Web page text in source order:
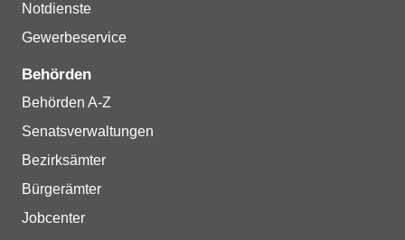
Notdienste
Gewerbeservice
Behörden
Behörden A-Z
Senatsverwaltungen
Bezirksämter
Bürgerämter
Jobcenter